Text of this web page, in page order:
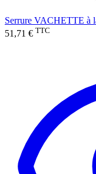
Serrure VACHETTE à
51,71 € TTC